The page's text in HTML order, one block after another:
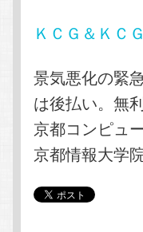
ＫＣＧ＆ＫＣ
景気悪化の
は後払い。無
京都コンピュ
京都情報大